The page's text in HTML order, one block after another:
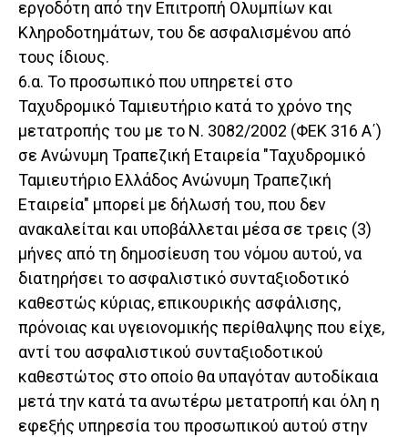
εργοδότη από την Επιτροπή Ολυμπίων και
Κληροδοτημάτων, του δε ασφαλισμένου από
τους ίδιους.
6.α. Το προσωπικό που υπηρετεί στο
Ταχυδρομικό Ταμιευτήριο κατά το χρόνο της
μετατροπής του με το Ν. 3082/2002 (ΦΕΚ 316 Α΄)
σε Ανώνυμη Τραπεζική Εταιρεία "Ταχυδρομικό
Ταμιευτήριο Ελλάδος Ανώνυμη Τραπεζική
Εταιρεία" μπορεί με δήλωσή του, που δεν
ανακαλείται και υποβάλλεται μέσα σε τρεις (3)
μήνες από τη δημοσίευση του νόμου αυτού, να
διατηρήσει το ασφαλιστικό συνταξιοδοτικό
καθεστώς κύριας, επικουρικής ασφάλισης,
πρόνοιας και υγειονομικής περίθαλψης που είχε,
αντί του ασφαλιστικού συνταξιοδοτικού
καθεστώτος στο οποίο θα υπαγόταν αυτοδίκαια
μετά την κατά τα ανωτέρω μετατροπή και όλη η
εφεξής υπηρεσία του προσωπικού αυτού στην